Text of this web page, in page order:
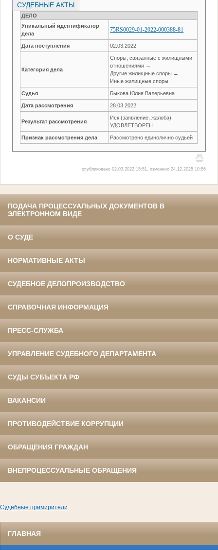
СУДЕБНЫЕ АКТЫ
ДЕЛО
Уникальный идентификатор
дела
75RS0029-01-2022-000388-81
Дата поступления 02.03.2022
Категория дела
Споры, связанные с жилищными
отношениями →
Другие жилищные споры →
Иные жилищные споры
Судья Быкова Юлия Валерьевна
Дата рассмотрения 28.03.2022
Результат рассмотрения
Иск (заявление, жалоба)
УДОВЛЕТВОРЕН
Признак рассмотрения дела Рассмотрено единолично судьей
опубликовано 02.03.2022 15:51, изменено 24.12.2025 10:56
ПОДАЧА ПРОЦЕССУАЛЬНЫХ ДОКУМЕНТОВ В
ЭЛЕКТРОННОМ ВИДЕ
О СУДЕ
НОРМАТИВНЫЕ АКТЫ
СУДЕБНОЕ ДЕЛОПРОИЗВОДСТВО
СПРАВОЧНАЯ ИНФОРМАЦИЯ
ПРЕСС-СЛУЖБА
УПРАВЛЕНИЕ СУДЕБНОГО ДЕПАРТАМЕНТА
СУДЫ СУБЪЕКТА РФ
ВАКАНСИИ
ПРОТИВОДЕЙСТВИЕ КОРРУПЦИИ
ОБРАЩЕНИЯ ГРАЖДАН
ВНЕПРОЦЕССУАЛЬНЫЕ ОБРАЩЕНИЯ
Судебные примирители
ГЛАВНАЯ